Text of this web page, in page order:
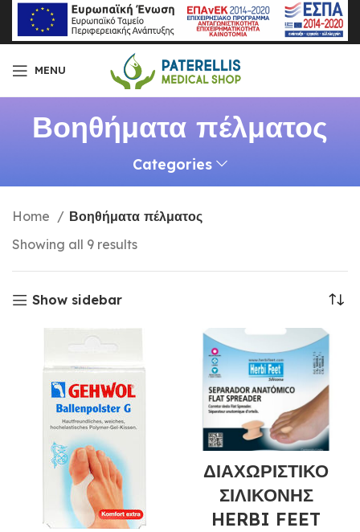
MENU
Βοηθήματα πέλματος
Categories
Home
Βοηθήματα πέλματος
Showing all 9 results
Show sidebar
ΔΙΑΧΩΡΙΣΤΙΚΟ
ΣΙΛΙΚΟΝΗΣ
HERBI FEET